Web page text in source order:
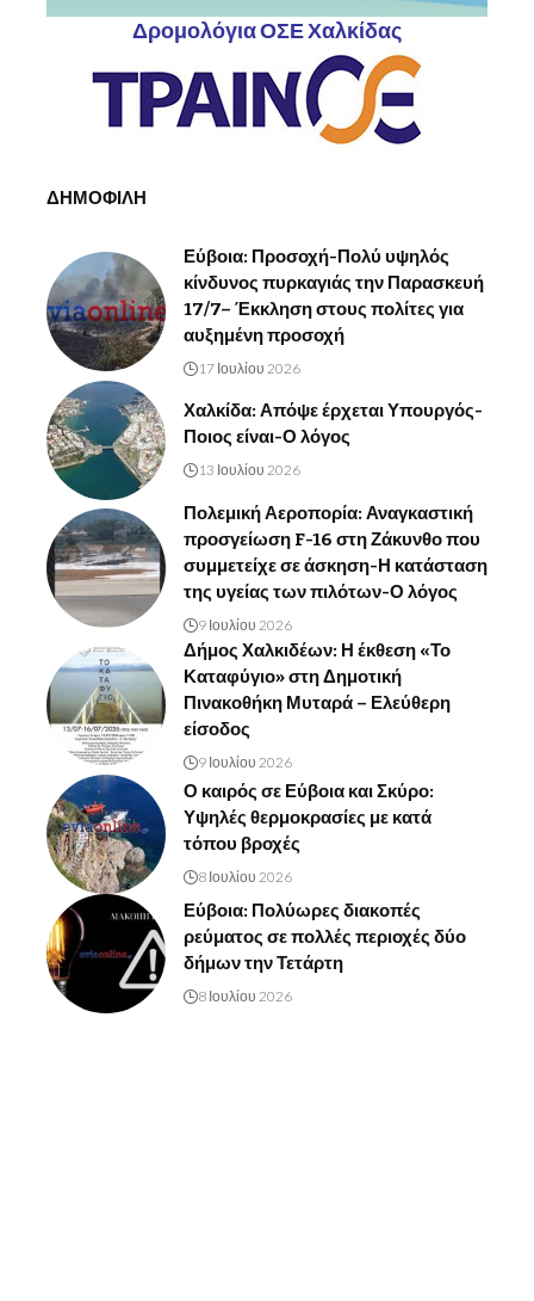
Δρομολόγια ΟΣΕ Χαλκίδας
ΔΗΜΟΦΙΛΗ
Εύβοια: Προσοχή-Πολύ υψηλός
κίνδυνος πυρκαγιάς την Παρασκευή
17/7– Έκκληση στους πολίτες για
αυξημένη προσοχή
17 Ιουλίου 2026
Χαλκίδα: Απόψε έρχεται Υπουργός-
Ποιος είναι-Ο λόγος
13 Ιουλίου 2026
Πολεμική Αεροπορία: Αναγκαστική
προσγείωση F-16 στη Ζάκυνθο που
συμμετείχε σε άσκηση-Η κατάσταση
της υγείας των πιλότων-Ο λόγος
9 Ιουλίου 2026
Δήμος Χαλκιδέων: Η έκθεση «Το
Καταφύγιο» στη Δημοτική
Πινακοθήκη Μυταρά – Ελεύθερη
είσοδος
9 Ιουλίου 2026
Ο καιρός σε Εύβοια και Σκύρο:
Υψηλές θερμοκρασίες με κατά
τόπου βροχές
8 Ιουλίου 2026
Εύβοια: Πολύωρες διακοπές
ρεύματος σε πολλές περιοχές δύο
δήμων την Τετάρτη
8 Ιουλίου 2026